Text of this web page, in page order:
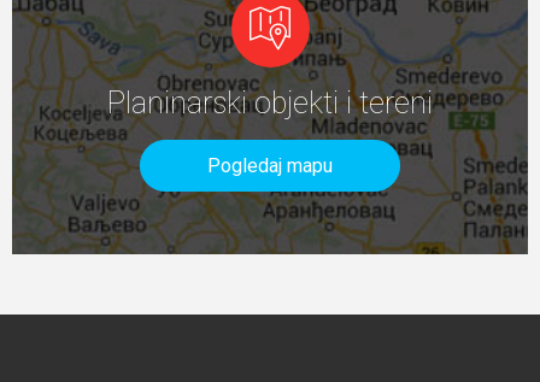
Planinarski objekti i tereni
Pogledaj mapu